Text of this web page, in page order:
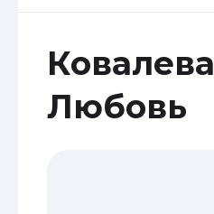
Ковалева
Любовь